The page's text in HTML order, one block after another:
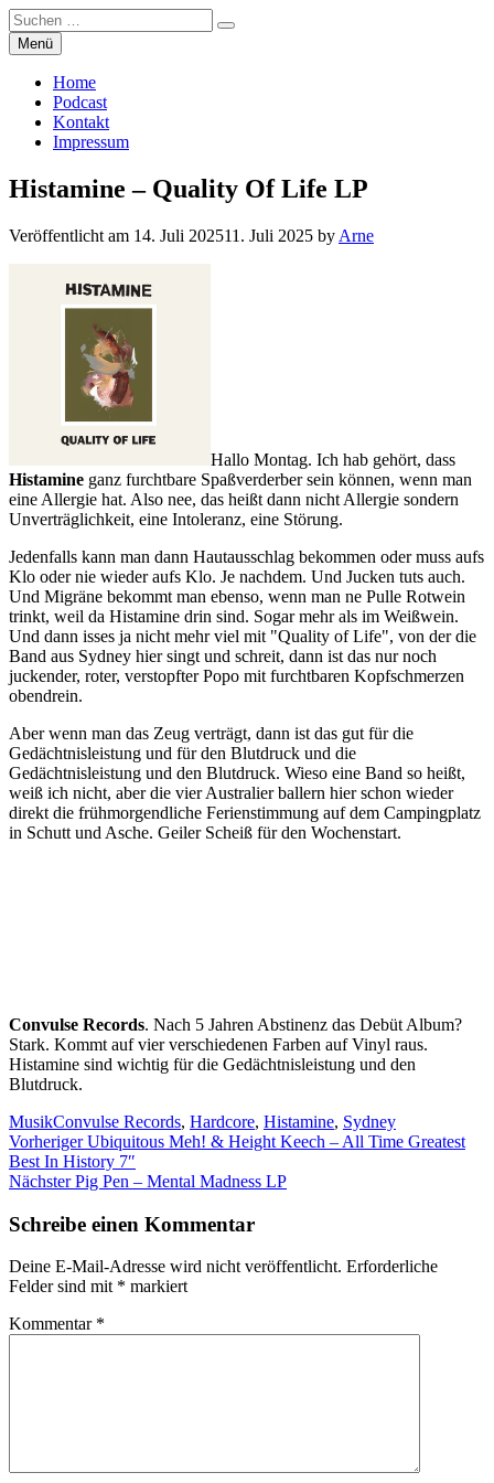
Suchen
nach:
Suchen
Zum
Inhalt
springen
Manierenversagen
Menü
Home
Podcast
Kontakt
Impressum
Histamine – Quality Of Life LP
Veröffentlicht am 14. Juli 202511. Juli 2025 by Arne
Hallo Montag. Ich hab gehört, dass
Histamine ganz furchtbare Spaßverderber sein können, wenn man
eine Allergie hat. Also nee, das heißt dann nicht Allergie sondern
Unverträglichkeit, eine Intoleranz, eine Störung.
Jedenfalls kann man dann Hautausschlag bekommen oder muss aufs
Klo oder nie wieder aufs Klo. Je nachdem. Und Jucken tuts auch.
Und Migräne bekommt man ebenso, wenn man ne Pulle Rotwein
trinkt, weil da Histamine drin sind. Sogar mehr als im Weißwein.
Und dann isses ja nicht mehr viel mit "Quality of Life", von der die
Band aus Sydney hier singt und schreit, dann ist das nur noch
juckender, roter, verstopfter Popo mit furchtbaren Kopfschmerzen
obendrein.
Aber wenn man das Zeug verträgt, dann ist das gut für die
Gedächtnisleistung und für den Blutdruck und die
Gedächtnisleistung und den Blutdruck. Wieso eine Band so heißt,
weiß ich nicht, aber die vier Australier ballern hier schon wieder
direkt die frühmorgendliche Ferienstimmung auf dem Campingplatz
in Schutt und Asche. Geiler Scheiß für den Wochenstart.
Convulse Records. Nach 5 Jahren Abstinenz das Debüt Album?
Stark. Kommt auf vier verschiedenen Farben auf Vinyl raus.
Histamine sind wichtig für die Gedächtnisleistung und den
Blutdruck.
Kategorien
MusikSchlagwörter
Convulse Records, Hardcore, Histamine, Sydney
Beitragsnavigation
VorherigerVorheriger
Beitrag:
Ubiquitous Meh! & Height Keech – All Time Greatest
Best In History 7″
NächsterNächster
Pig Pen – Mental Madness LP
Schreibe einen Kommentar
Deine E-Mail-Adresse wird nicht veröffentlicht. Erforderliche
Felder sind mit * markiert
Kommentar *